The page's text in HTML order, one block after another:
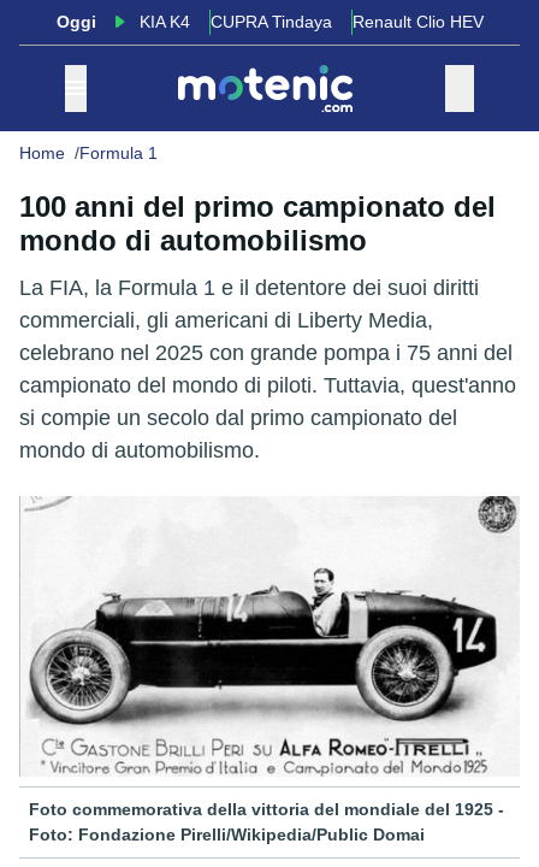
Oggi KIA K4 CUPRA Tindaya Renault Clio HEV
Home Formula 1
100 anni del primo campionato del
mondo di automobilismo
La FIA, la Formula 1 e il detentore dei suoi diritti
commerciali, gli americani di Liberty Media,
celebrano nel 2025 con grande pompa i 75 anni del
campionato del mondo di piloti. Tuttavia, quest'anno
si compie un secolo dal primo campionato del
mondo di automobilismo.
Foto commemorativa della vittoria del mondiale del 1925 -
Foto: Fondazione Pirelli/Wikipedia/Public Domai